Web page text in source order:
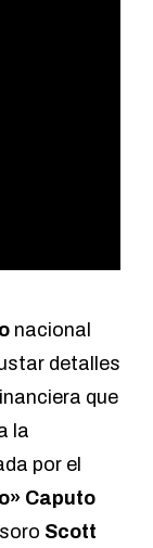
nacional
detalles
que
la
por el
Caputo
Scott